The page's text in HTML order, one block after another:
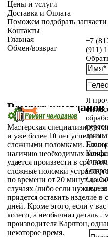
+7
(911)
Я
Цены и услуги
Доставка и Оплата
Поможем подобрать запчасти
Контакты
Главная
Обмен/возврат
Ремонт
Мастерская
и уже более 10 лет успешно
сложными поломками.
наличию необходимых
удается произвести в
сложные поломки
по времени от 20 минут до
случаях (либо если нужные
придется оставить изделие в
дней. Кроме этого, если у
колесо, а необычная деталь -
производителя Карлтон,
некоторое время.